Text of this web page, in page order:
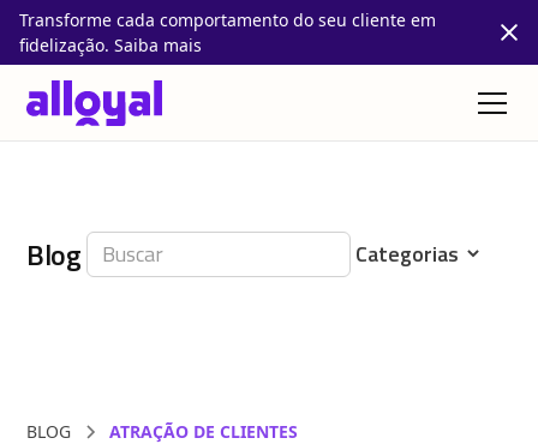
Transforme cada comportamento do seu cliente em
fidelização. Saiba mais
Blog
BLOG ATRAÇÃO DE CLIENTES